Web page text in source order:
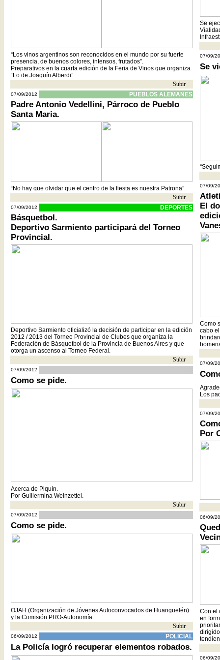
“Los vinos argentinos son reconocidos en el mundo por su fuerte
presencia, de buenos colores, intensos, frutados”.
Preparativos en la cuarta edición de la Feria de Vinos que organiza
“Lo de Joaquín Alberdi”.
Subir
07/09/2012 PUEBLOS ALEMANES
Padre Antonio Vedellini, Párroco de Pueblo
Santa Maria.
“No hay que olvidar que el centro de la fiesta es nuestra Patrona”.
Subir
07/09/2012 DEPORTES
Básquetbol.
Deportivo Sarmiento participará del Torneo
Provincial.
Deportivo Sarmiento oficializó la decisión de participar en la edición
2012 / 2013 del Torneo Provincial de Clubes que organiza la
Federación de Básquetbol de la Provincia de Buenos Aires y que
otorga un ascenso al Torneo Federal.
Subir
07/09/2012
Como se pide.
Acerca de Piquín.
Por Guillermina Weinzettel.
Subir
07/09/2012
Como se pide.
OJAH (Organización de Jóvenes Autoconvocados de Huanguelén)
y la Comisión PRO-Autonomía.
Subir
06/09/2012 POLICIAL
La Policía logró recuperar elementos robados.
Se
07/09/
Se
07/09/
El
Como
cabo
07/09/
Los
07/09/
Por
06/09/
Con el
en
06/09/